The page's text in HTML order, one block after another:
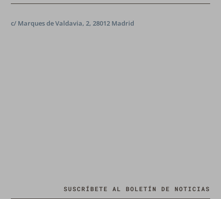
c/ Marques de Valdavia, 2, 28012 Madrid
SUSCRÍBETE AL BOLETÍN DE NOTICIAS